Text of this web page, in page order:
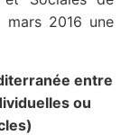
2016 une
entre
ou